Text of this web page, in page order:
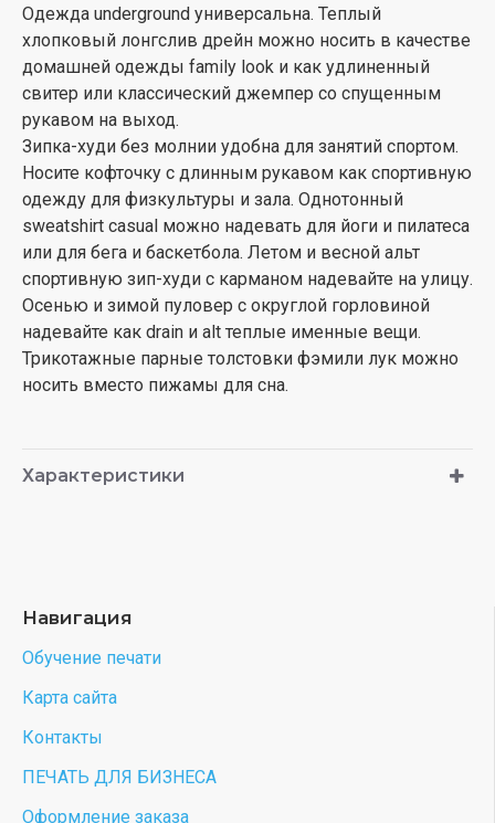
Одежда underground универсальна. Теплый
хлопковый лонгслив дрейн можно носить в качестве
домашней одежды family look и как удлиненный
свитер или классический джемпер со спущенным
рукавом на выход.
Зипка-худи без молнии удобна для занятий спортом.
Носите кофточку с длинным рукавом как спортивную
одежду для физкультуры и зала. Однотонный
sweatshirt casual можно надевать для йоги и пилатеса
или для бега и баскетбола. Летом и весной альт
спортивную зип-худи с карманом надевайте на улицу.
Осенью и зимой пуловер с округлой горловиной
надевайте как drain и alt теплые именные вещи.
Трикотажные парные толстовки фэмили лук можно
носить вместо пижамы для сна.
Характеристики
Навигация
Обучение печати
Карта сайта
Контакты
ПЕЧАТЬ ДЛЯ БИЗНЕСА
Оформление заказа